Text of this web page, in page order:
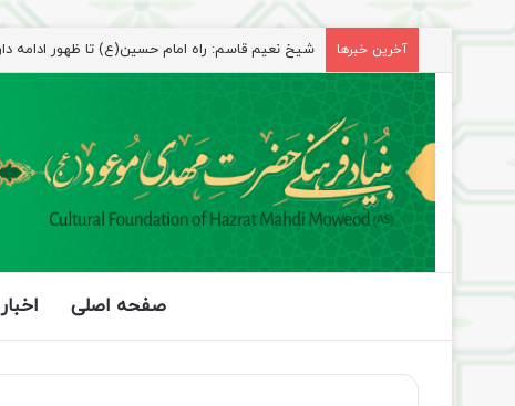
آخرین خبرها راهپیمایی اربعین، رزمایش منتظران ظهور
صفحه اصلی اخبار